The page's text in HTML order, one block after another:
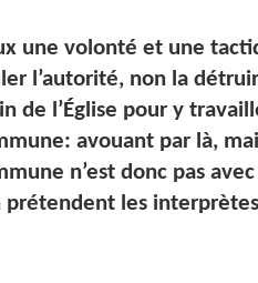
une volonté et une
l’autorité, non la
de l’Église pour y
avouant par là,
n’est donc pas
prétendent les